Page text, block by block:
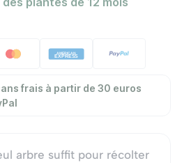
frais à partir de 30 euros
arbre suffit pour récolter